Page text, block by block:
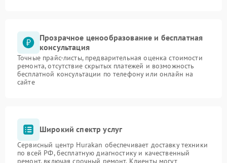
Прозрачное ценообразование и бесплатная
консультация
Точные прайс-листы, предварительная оценка стоимости
ремонта, отсутствие скрытых платежей и возможность
бесплатной консультации по телефону или онлайн на
сайте
Широкий спектр услуг
Сервисный центр Hurakan обеспечивает доставку техники
по всей РФ, бесплатную диагностику и качественный
ремонт, включая срочный ремонт. Клиенты могут